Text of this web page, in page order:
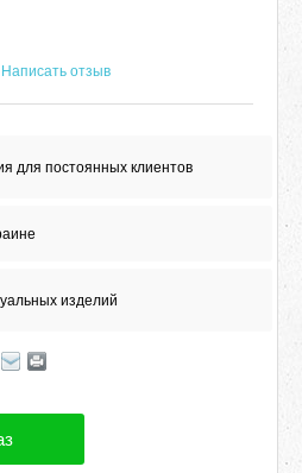
Написать отзыв
для постоянных клиентов
изделий